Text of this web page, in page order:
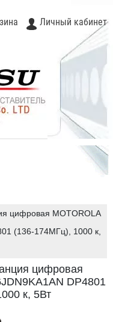
Личный кабинет
цифровая MOTOROLA
(136-174МГц), 1000 к,
цифровая
DP4801
к, 5Вт